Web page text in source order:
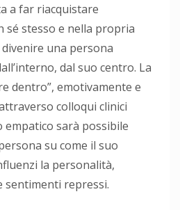
a far riacquistare
sé stesso e nella propria
una persona
dal suo centro. La
dentro”, emotivamente e
colloqui clinici
sarà possibile
su come il suo
la personalità,
sentimenti repressi.